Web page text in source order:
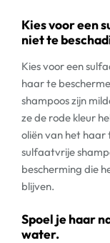
Kies voor een
niet te
Kies voor een
haar te
shampoos zijn
ze de rode kleur
oliën van het haar
sulfaatvrije
bescherming die
blijven.
Spoel je haar
water.